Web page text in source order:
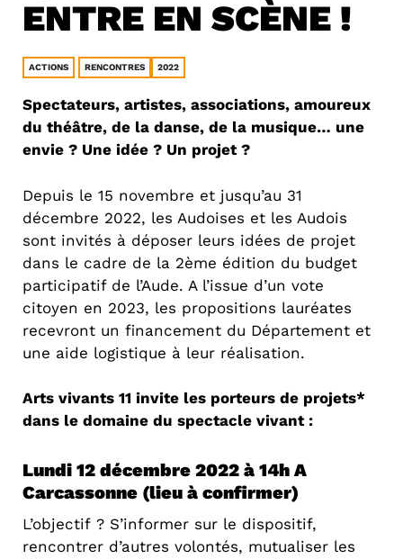
ENTRE EN SCÈNE !
ACTIONS RENCONTRES 2022
Spectateurs, artistes, associations, amoureux
du théâtre, de la danse, de la musique… une
envie ? Une idée ? Un projet ?
Depuis le 15 novembre et jusqu’au 31
décembre 2022, les Audoises et les Audois
sont invités à déposer leurs idées de projet
dans le cadre de la 2ème édition du budget
participatif de l’Aude. A l’issue d’un vote
citoyen en 2023, les propositions lauréates
recevront un financement du Département et
une aide logistique à leur réalisation.
Arts vivants 11 invite les porteurs de projets*
dans le domaine du spectacle vivant :
Lundi 12 décembre 2022 à 14h A
Carcassonne (lieu à confirmer)
L’objectif ? S’informer sur le dispositif,
rencontrer d’autres volontés, mutualiser les